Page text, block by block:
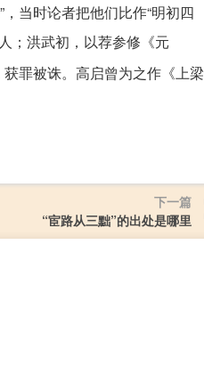
当时论者把他们比作“明初四
；洪武初，以荐参修《元
罪被诛。高启曾为之作《上梁
下一篇
“宦路从三黜”的出处是哪里